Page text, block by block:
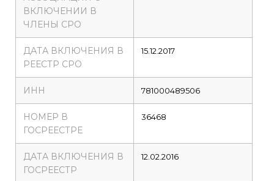
ВКЛЮЧЕНИИ В
ЧЛЕНЫ СРО
ДАТА ВКЛЮЧЕНИЯ В
РЕЕСТР СРО
15.12.2017
ИНН 781000489506
НОМЕР В
ГОСРЕЕСТРЕ
36468
ДАТА ВКЛЮЧЕНИЯ В
ГОСРЕЕСТР
12.02.2016